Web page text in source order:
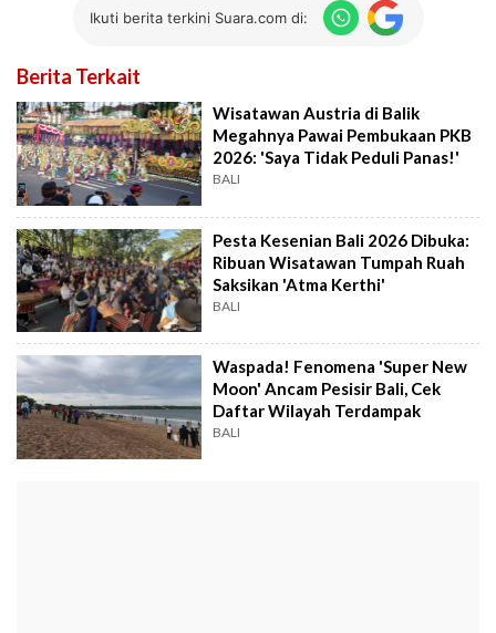
Ikuti berita terkini Suara.com di:
Berita Terkait
Wisatawan Austria di Balik
Megahnya Pawai Pembukaan PKB
2026: 'Saya Tidak Peduli Panas!'
BALI
Pesta Kesenian Bali 2026 Dibuka:
Ribuan Wisatawan Tumpah Ruah
Saksikan 'Atma Kerthi'
BALI
Waspada! Fenomena 'Super New
Moon' Ancam Pesisir Bali, Cek
Daftar Wilayah Terdampak
BALI